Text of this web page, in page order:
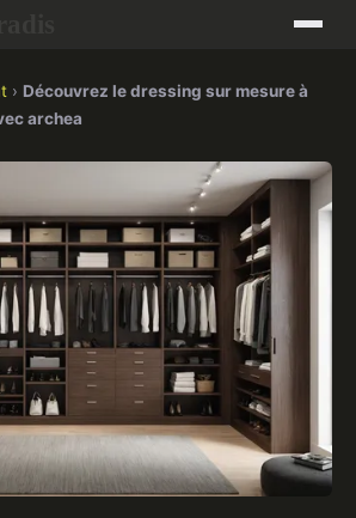
› Découvrez le dressing sur mesure à
archea